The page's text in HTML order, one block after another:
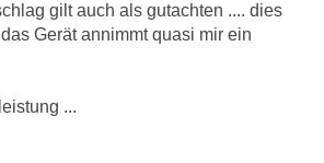
gilt auch als gutachten .... dies
Gerät annimmt quasi mir ein
...